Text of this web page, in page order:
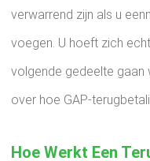
verwarrend zijn als u
voegen. U hoeft zich
volgende gedeelte gaan
over hoe GAP-
Hoe Werkt Een